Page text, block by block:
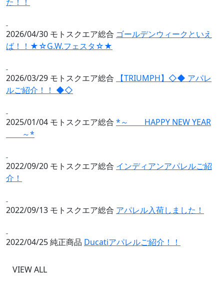
2026/04/30 モトスクエア総合 ゴールデンウィークといえ
ば！！★☆G.W.フェスタ☆★
2026/03/29 モトスクエア総合
【TRIUMPH】◇◆ アパレ
ルご紹介！！ ◆◇
2025/01/04 モトスクエア総合 *～ HAPPY NEW YEAR
～*
2022/09/20 モトスクエア総合 インディアンアパレルご紹
介！
2022/09/13 モトスクエア総合 アパレル入荷しました！
2022/04/25純正商品 Ducatiアパレルご紹介！！
VIEW ALL